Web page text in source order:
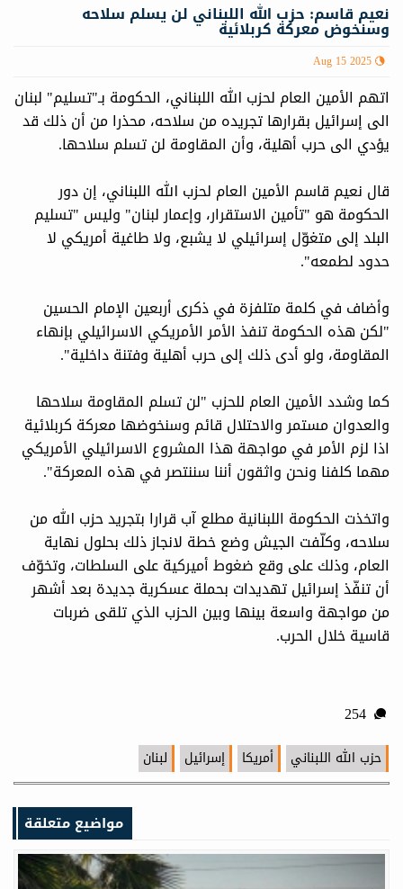
نعيم قاسم: حزب الله اللبناني لن يسلم سلاحه
وسنخوض معركة كربلائية
Aug 15 2025
اتهم الأمين العام لحزب الله اللبناني، الحكومة بـ"تسليم" لبنان
الى إسرائيل بقرارها تجريده من سلاحه، محذرا من أن ذلك قد
يؤدي الى حرب أهلية، وأن المقاومة لن تسلم سلاحها.
قال نعيم قاسم الأمين العام لحزب الله اللبناني، إن دور
الحكومة هو "تأمين الاستقرار، وإعمار لبنان" وليس "تسليم
البلد إلى متغوّل إسرائيلي لا يشبع، ولا طاغية أمريكي لا
حدود لطمعه".
وأضاف في كلمة متلفزة في ذكرى أربعين الإمام الحسين
"لكن هذه الحكومة تنفذ الأمر الأمريكي الاسرائيلي بإنهاء
المقاومة، ولو أدى ذلك إلى حرب أهلية وفتنة داخلية".
كما وشدد الأمين العام للحزب "لن تسلم المقاومة سلاحها
والعدوان مستمر والاحتلال قائم وسنخوضها معركة كربلائية
اذا لزم الأمر في مواجهة هذا المشروع الاسرائيلي الأمريكي
مهما كلفنا ونحن واثقون أننا سننتصر في هذه المعركة".
واتخذت الحكومة اللبنانية مطلع آب قرارا بتجريد حزب الله من
سلاحه، وكلّفت الجيش وضع خطة لانجاز ذلك بحلول نهاية
العام، وذلك على وقع ضغوط أميركية على السلطات، وتخوّف
أن تنفّذ إسرائيل تهديدات بحملة عسكرية جديدة بعد أشهر
من مواجهة واسعة بينها وبين الحزب الذي تلقى ضربات
قاسية خلال الحرب.
حزب الله اللبناني أمريكا إسرائيل لبنان
مواضيع متعلقة